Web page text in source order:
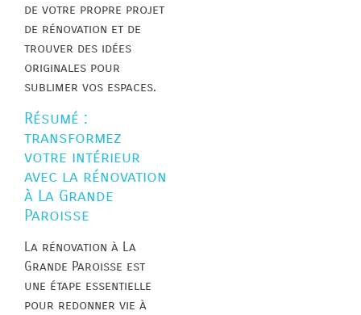
de votre propre projet
de rénovation et de
trouver des idées
originales pour
sublimer vos espaces.
Résumé :
transformez
votre intérieur
avec la rénovation
à La Grande
Paroisse
La rénovation à La
Grande Paroisse est
une étape essentielle
pour redonner vie à